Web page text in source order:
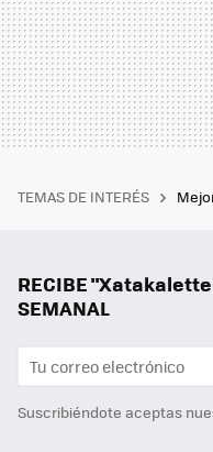
TEMAS DE INTERÉS
RECIBE
SEMANAL
Suscribiéndote aceptas